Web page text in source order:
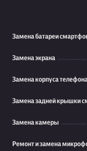
Замена батареи
Замена экрана
Замена корпуса
Замена задней крышки
Замена камеры
Ремонт и замена